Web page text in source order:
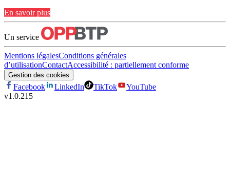
En savoir plus
Un service
Mentions légalesConditions générales
d’utilisationContactAccessibilité : partiellement conforme
Gestion des cookies
Facebook LinkedIn TikTok
YouTube
v1.0.215